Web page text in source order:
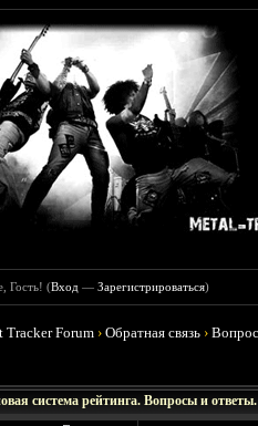
Гость! (Вход —Зарегистрироваться)
Tracker Forum ›Обратная связь ›
система рейтинга. Вопросы и ответы.